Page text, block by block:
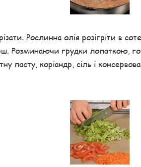
Рослинна олія розігріти в
Розминаючи грудки лопаткою,
пасту, коріандр, сіль і